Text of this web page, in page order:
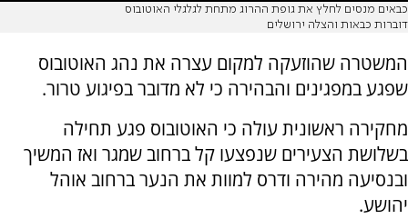
כבאים מנסים לחלץ את גופת ההרוג מתחת לגלגלי האוטובוס
דוברות כבאות והצלה ירושלים
המשטרה שהוזעקה למקום עצרה את נהג האוטובוס
שפגע במפגינים והבהירה כי לא מדובר בפיגוע טרור.
מחקירה ראשונית עולה כי האוטובוס פגע תחילה
בשלושת הצעירים שנפצעו קל ברחוב שמגר ואז המשיך
ובנסיעה מהירה ודרס למוות את הנער ברחוב אוהל
יהושע.